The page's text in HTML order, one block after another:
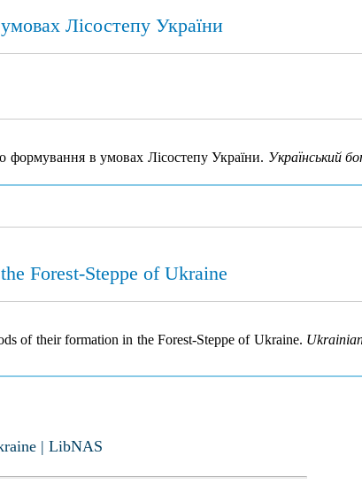
Лісостепу України
формування в умовах Лісостепу України. Український
Forest-Steppe of Ukraine
of their formation in the Forest-Steppe of Ukraine.
| LibNAS